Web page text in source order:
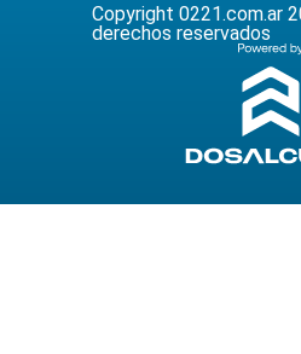
Copyright 0221.com.ar
derechos reservados